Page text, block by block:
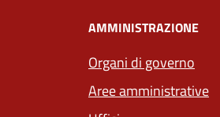
AMMINISTRAZIONE
Organi di governo
Aree amministrative